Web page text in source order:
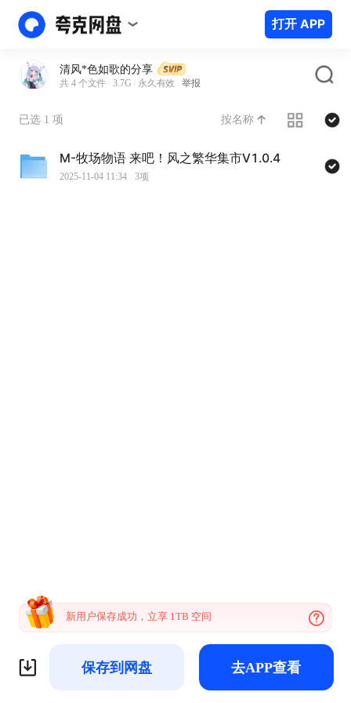
打开 APP
清风*色如歌的分享
共 4 个文件 3.7G 永久有效 举报
已选 1 项 按名称
M-牧场物语 来吧！风之繁华集市V1.0.4
2025-11-04 11:34 3项
新用户保存成功，立享 1TB 空间
保存到网盘 去APP查看